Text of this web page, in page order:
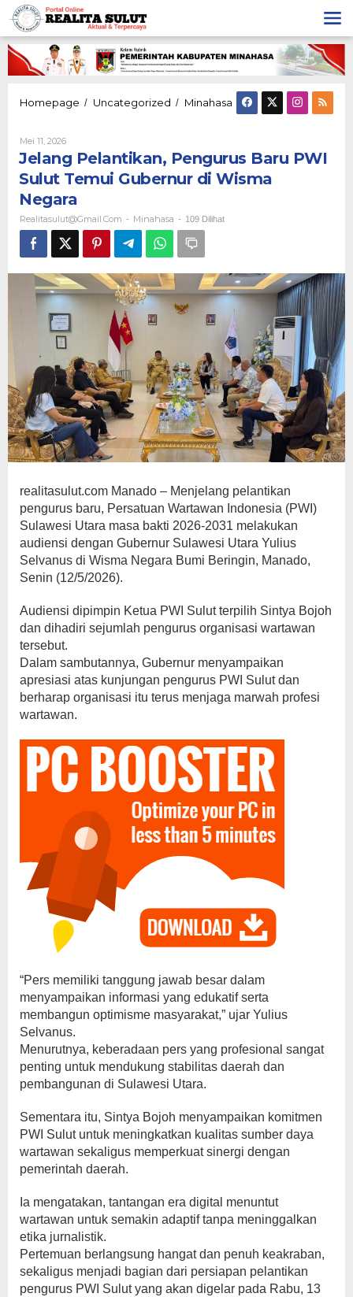
Lewati
ke
konten
Homepage / Uncategorized / Minahasa Jelang
Pelantikan,
PWI
Sulut
Temui
Mei 11, 2026Oleh
Realitasulut@gmail.com
Jelang Pelantikan, Pengurus Baru PWI
Sulut Temui Gubernur di Wisma
Negara
Realitasulut@gmail.com - Minahasa - 109 Dilihat
realitasulut.com Manado – Menjelang pelantikan
pengurus baru, Persatuan Wartawan Indonesia (PWI)
Sulawesi Utara masa bakti 2026-2031 melakukan
audiensi dengan Gubernur Sulawesi Utara Yulius
Selvanus di Wisma Negara Bumi Beringin, Manado,
Senin (12/5/2026).
Audiensi dipimpin Ketua PWI Sulut terpilih Sintya Bojoh
dan dihadiri sejumlah pengurus organisasi wartawan
tersebut.
Dalam sambutannya, Gubernur menyampaikan
apresiasi atas kunjungan pengurus PWI Sulut dan
berharap organisasi itu terus menjaga marwah profesi
wartawan.
“Pers memiliki tanggung jawab besar dalam
menyampaikan informasi yang edukatif serta
membangun optimisme masyarakat,” ujar Yulius
Selvanus.
Menurutnya, keberadaan pers yang profesional sangat
penting untuk mendukung stabilitas daerah dan
pembangunan di Sulawesi Utara.
Sementara itu, Sintya Bojoh menyampaikan komitmen
PWI Sulut untuk meningkatkan kualitas sumber daya
wartawan sekaligus memperkuat sinergi dengan
pemerintah daerah.
Ia mengatakan, tantangan era digital menuntut
wartawan untuk semakin adaptif tanpa meninggalkan
etika jurnalistik.
Pertemuan berlangsung hangat dan penuh keakraban,
sekaligus menjadi bagian dari persiapan pelantikan
pengurus PWI Sulut yang akan digelar pada Rabu, 13